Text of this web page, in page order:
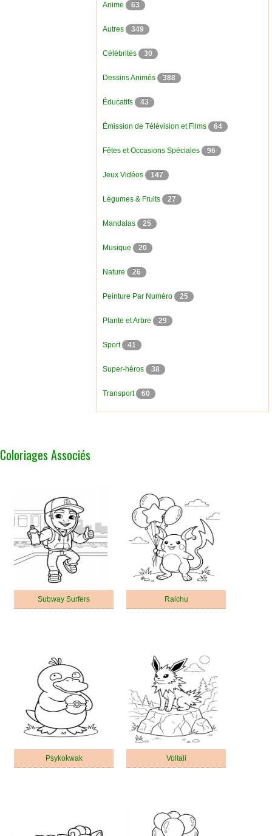
Anime 63
Autres 349
Célébrités 30
Dessins Animés 388
Éducatifs 43
Émission de Télévision et Films 64
Fêtes et Occasions Spéciales 96
Jeux Vidéos 147
Légumes & Fruits 27
Mandalas 25
Musique 20
Nature 26
Peinture Par Numéro 25
Plante et Arbre 29
Sport 41
Super-héros 38
Transport 60
Coloriages Associés
Subway Surfers Raichu
Psykokwak Voltali